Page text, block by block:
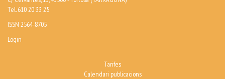
Tel. 610 20 33 25
ISSN 2564-8705
Login
Tarifes
Calendari publicacions